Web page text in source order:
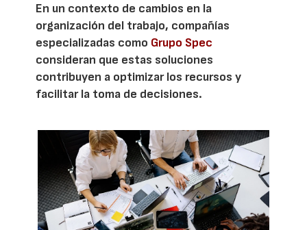
En un contexto de cambios en la
organización del trabajo, compañías
especializadas como Grupo Spec
consideran que estas soluciones
contribuyen a optimizar los recursos y
facilitar la toma de decisiones.